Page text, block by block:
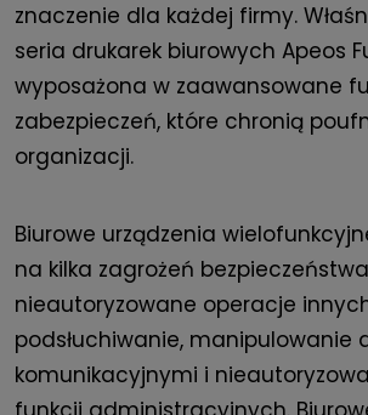
znaczenie dla każdej firmy.
seria drukarek biurowych Apeos
wyposażona w zaawansowane
zabezpieczeń, które chronią
organizacji.
Biurowe urządzenia
na kilka zagrożeń
nieautoryzowane operacje
podsłuchiwanie, manipulowanie
komunikacyjnymi i